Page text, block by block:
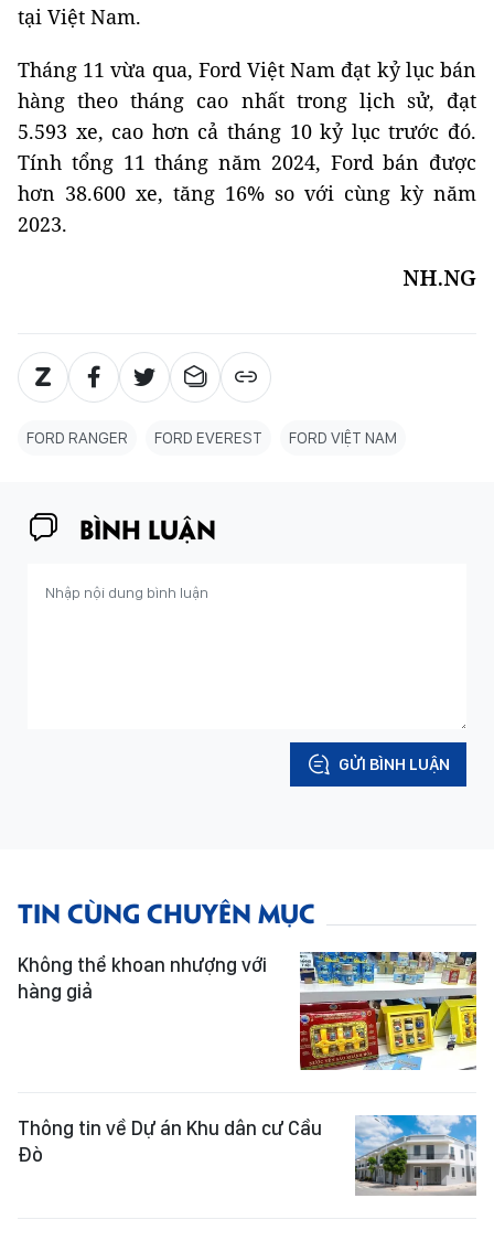
tại Việt Nam.
Tháng 11 vừa qua, Ford Việt Nam đạt kỷ lục bán
hàng theo tháng cao nhất trong lịch sử, đạt
5.593 xe, cao hơn cả tháng 10 kỷ lục trước đó.
Tính tổng 11 tháng năm 2024, Ford bán được
hơn 38.600 xe, tăng 16% so với cùng kỳ năm
2023.
NH.NG
FORD RANGER FORD EVEREST FORD VIỆT NAM
BÌNH LUẬN
GỬI BÌNH LUẬN
TIN CÙNG CHUYÊN MỤC
Không thể khoan nhượng với
hàng giả
Thông tin về Dự án Khu dân cư Cầu
Đò